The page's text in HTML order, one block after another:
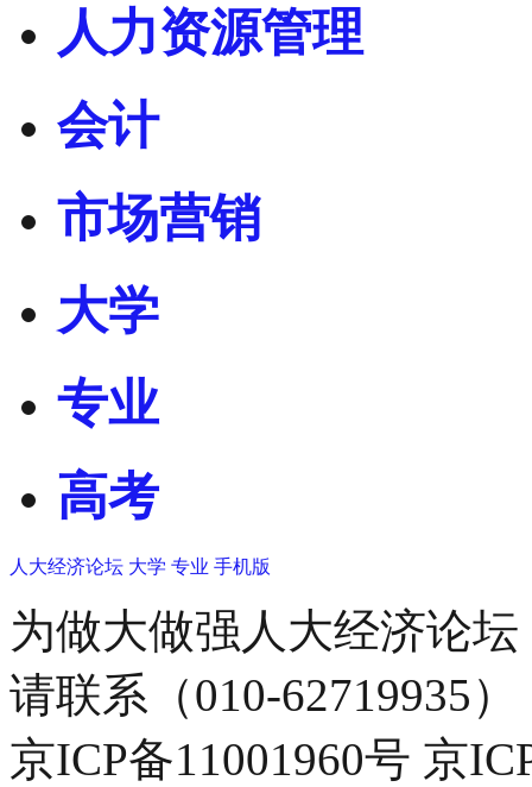
人力资源管理
会计
市场营销
大学
专业
高考
人大经济论坛 大学 专业 手机版
为做大做强人大经济论
请联系（010-62719935）
京ICP备11001960号 京